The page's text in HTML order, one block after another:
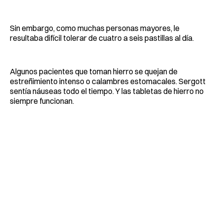
Sin embargo, como muchas personas mayores, le
resultaba difícil tolerar de cuatro a seis pastillas al día.
Algunos pacientes que toman hierro se quejan de
estreñimiento intenso o calambres estomacales. Sergott
sentía náuseas todo el tiempo. Y las tabletas de hierro no
siempre funcionan.